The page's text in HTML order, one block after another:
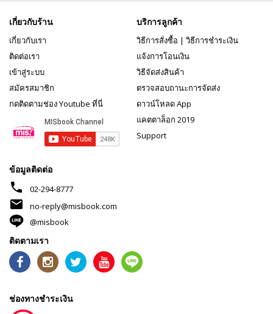
เกี่ยวกับร้าน
เกี่ยวกับเรา
ติดต่อเรา
เข้าสู่ระบบ
สมัครสมาชิก
กดติดตามช่อง Youtube ที่นี่
บริการลูกค้า
วิธีการสั่งซื้อ | วิธีการชำระเงิน
แจ้งการโอนเงิน
วิธีจัดส่งสินค้า
ตรวจสอบถานะการจัดส่ง
ดาวน์โหลด App
แคตตาล็อก 2019
Support
ข้อมูลติดต่อ
phone 02-294-8777
mail
no-reply@misbook.com
@misbook
ติดตามเรา
ช่องทางชำระเงิน